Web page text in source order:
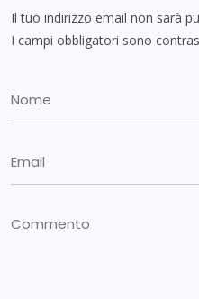
Il tuo indirizzo email non sarà
I campi obbligatori sono